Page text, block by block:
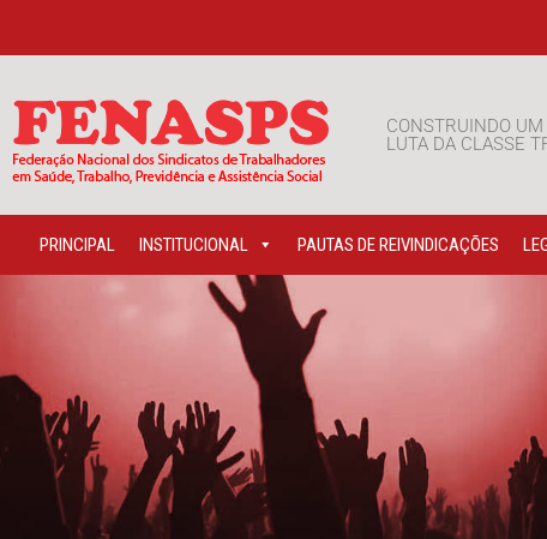
CONSTRUINDO
LUTA DA CLASSE
PRINCIPAL INSTITUCIONAL PAUTAS DE REIVINDICAÇÕES